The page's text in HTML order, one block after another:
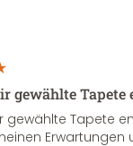
gewählte
gewählte Tapete
Erwartungen